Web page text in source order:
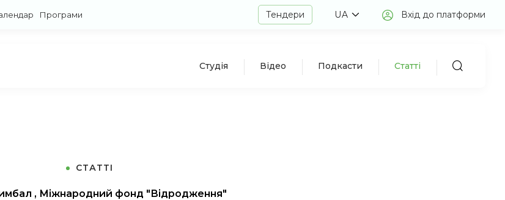
Програми Тендери UA Вхід до платформи
Студія Відео Подкасти Статті
СТАТТІ
, Міжнародний фонд "Відродження"